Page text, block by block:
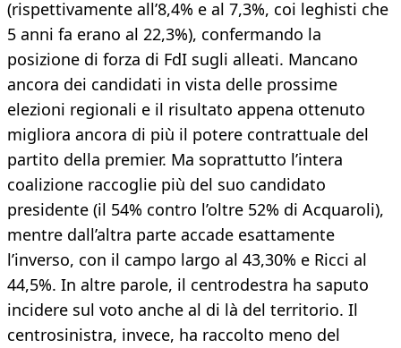
(rispettivamente all’8,4% e al 7,3%, coi leghisti che
5 anni fa erano al 22,3%), confermando la
posizione di forza di FdI sugli alleati. Mancano
ancora dei candidati in vista delle prossime
elezioni regionali e il risultato appena ottenuto
migliora ancora di più il potere contrattuale del
partito della premier. Ma soprattutto l’intera
coalizione raccoglie più del suo candidato
presidente (il 54% contro l’oltre 52% di Acquaroli),
mentre dall’altra parte accade esattamente
l’inverso, con il campo largo al 43,30% e Ricci al
44,5%. In altre parole, il centrodestra ha saputo
incidere sul voto anche al di là del territorio. Il
centrosinistra, invece, ha raccolto meno del